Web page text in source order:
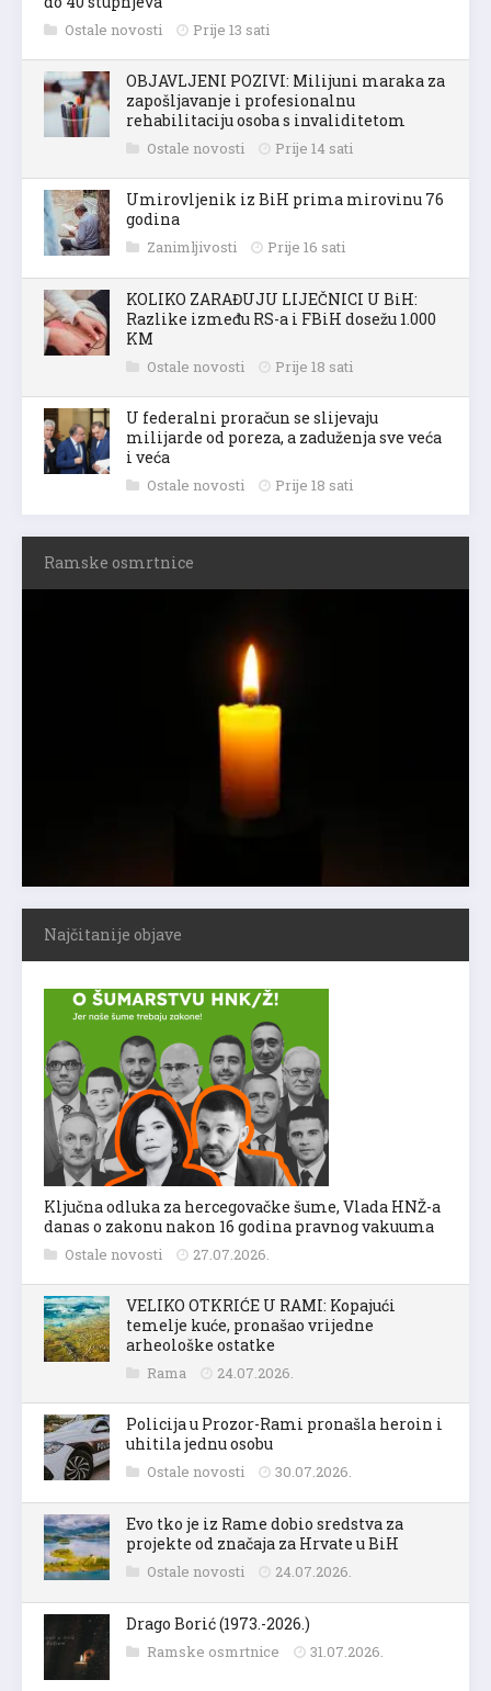
Ostale novosti Prije 13 sati
OBJAVLJENI POZIVI: Milijuni maraka za
zapošljavanje i profesionalnu
rehabilitaciju osoba s invaliditetom
Ostale novosti Prije 14 sati
Umirovljenik iz BiH prima mirovinu 76
godina
Zanimljivosti Prije 16 sati
KOLIKO ZARAĐUJU LIJEČNICI U BiH:
Razlike između RS-a i FBiH dosežu 1.000
KM
Ostale novosti Prije 18 sati
U federalni proračun se slijevaju
milijarde od poreza, a zaduženja sve veća
i veća
Ostale novosti Prije 18 sati
Ramske osmrtnice
Najčitanije objave
Ključna odluka za hercegovačke šume, Vlada HNŽ-a
danas o zakonu nakon 16 godina pravnog vakuuma
Ostale novosti 27.07.2026.
VELIKO OTKRIĆE U RAMI: Kopajući
temelje kuće, pronašao vrijedne
arheološke ostatke
Rama 24.07.2026.
Policija u Prozor-Rami pronašla heroin i
uhitila jednu osobu
Ostale novosti 30.07.2026.
Evo tko je iz Rame dobio sredstva za
projekte od značaja za Hrvate u BiH
Ostale novosti 24.07.2026.
Drago Borić (1973.-2026.)
Ramske osmrtnice 31.07.2026.